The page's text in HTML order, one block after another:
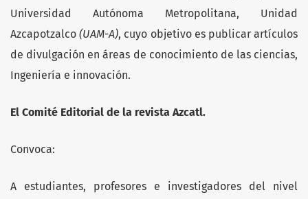
Universidad Autónoma Metropolitana, Unidad
Azcapotzalco(UAM-A), cuyo objetivo es publicar artículos
de divulgación en áreas de conocimiento de las ciencias,
Ingeniería e innovación.
El Comité Editorial de la revista Azcatl.
Convoca:
A estudiantes, profesores e investigadores del nivel